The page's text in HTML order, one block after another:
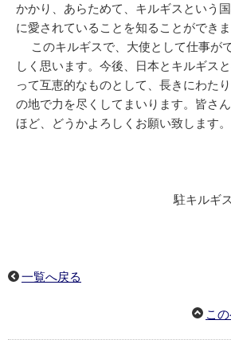
かかり、あらためて、キルギスという
に愛されていることを知ることができま
このキルギスで、大使として仕事が
しく思います。今後、日本とキルギス
って互恵的なものとして、長きにわた
の地で力を尽くしてまいります。皆さ
ほど、どうかよろしくお願い致します。
駐キルギ
一覧へ戻る
こ